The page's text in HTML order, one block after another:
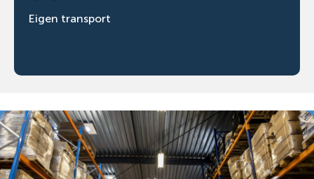
Eigen transport